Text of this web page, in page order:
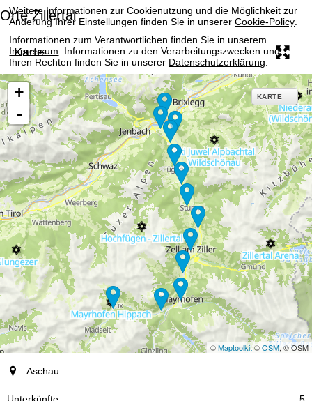
Weitere Informationen zur Cookienutzung und die Möglichkeit zur
Änderung Ihrer Einstellungen finden Sie in unsererCookie-Policy
Informationen zum Verantwortlichen finden Sie in unserem
Impressum . Informationen zu den Verarbeitungszwecken und
Ihren Rechten finden Sie in unserer Datenschutzerklärung
Zustimmen
e
i
t
e
Orte Zillertal
Karte
+
-
KARTE
©Maptoolkit©OSM, © OSM
Ort
Unterkünfte
Aschau